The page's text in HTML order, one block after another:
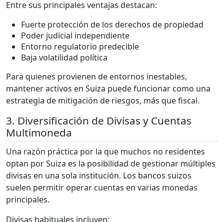
Entre sus principales ventajas destacan:
Fuerte protección de los derechos de propiedad
Poder judicial independiente
Entorno regulatorio predecible
Baja volatilidad política
Para quienes provienen de entornos inestables,
mantener activos en Suiza puede funcionar como una
estrategia de mitigación de riesgos, más que fiscal.
3. Diversificación de Divisas y Cuentas
Multimoneda
Una razón práctica por la que muchos no residentes
optan por Suiza es la posibilidad de gestionar múltiples
divisas en una sola institución. Los bancos suizos
suelen permitir operar cuentas en varias monedas
principales.
Divisas habituales incluyen: